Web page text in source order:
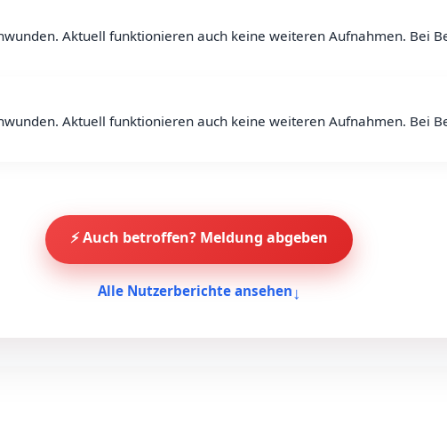
Aktuell funktionieren auch keine weiteren Aufnahmen. Bei
Aktuell funktionieren auch keine weiteren Aufnahmen. Bei
⚡ Auch betroffen? Meldung abgeben
Alle Nutzerberichte ansehen↓